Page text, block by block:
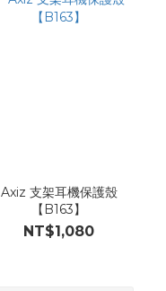
Axiz 支架耳機保護殼
【B163】
NT$1,080